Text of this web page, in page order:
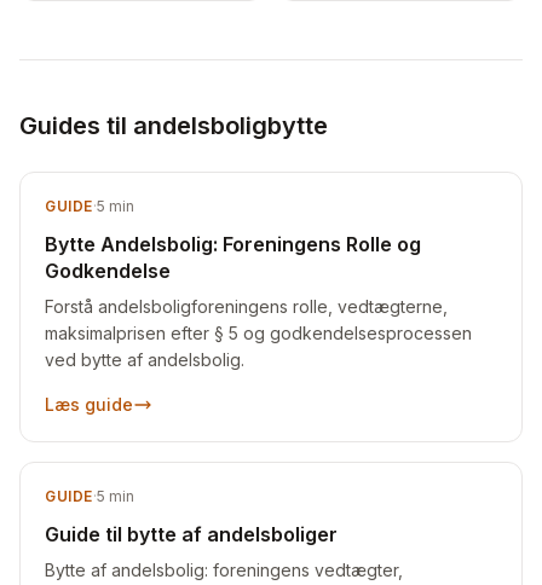
Guides til andelsboligbytte
GUIDE·5 min
Bytte Andelsbolig: Foreningens Rolle og
Godkendelse
Forstå andelsboligforeningens rolle, vedtægterne,
maksimalprisen efter § 5 og godkendelsesprocessen
ved bytte af andelsbolig.
Læs guide
GUIDE·5 min
Guide til bytte af andelsboliger
Bytte af andelsbolig: foreningens vedtægter,